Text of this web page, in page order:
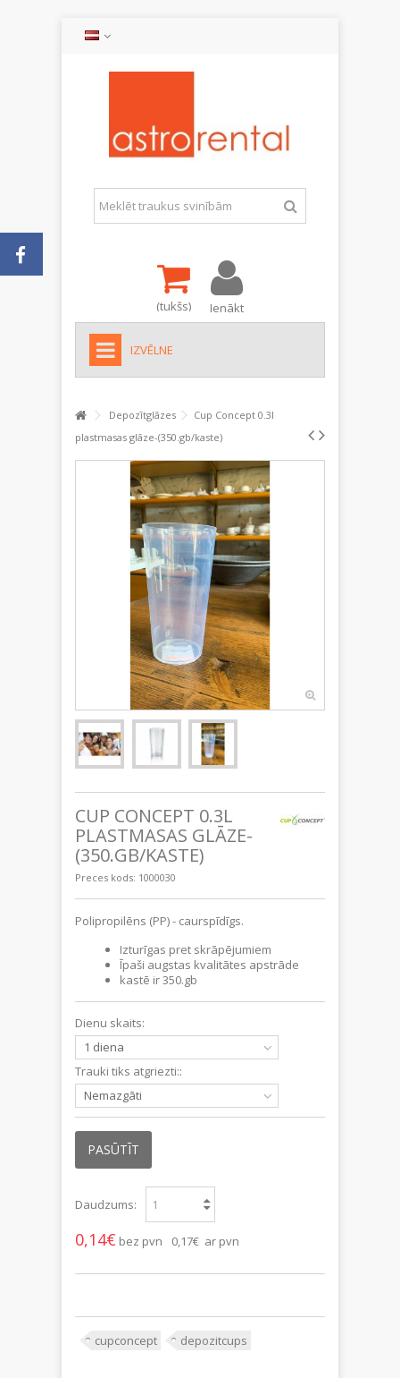
(tukšs) Ienākt
IZVĒLNE
Depozītglāzes
Cup Concept 0.3l
plastmasas glāze-(350.gb/kaste)
CUP CONCEPT 0.3L
PLASTMASAS GLĀZE-
(350.GB/KASTE)
Preces kods: 1000030
Polipropilēns (PP) - caurspīdīgs.
Izturīgas pret skrāpējumiem
Īpaši augstas kvalitātes apstrāde
kastē ir 350.gb
Dienu skaits:
1 diena
Trauki tiks atgriezti::
Nemazgāti
PASŪTĪT
Daudzums:
0,14€ bez pvn 0,17€ ar pvn
cupconcept depozitcups